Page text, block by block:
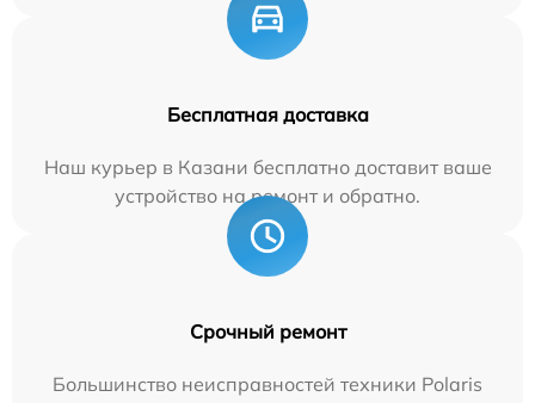
Бесплатная доставка
Наш курьер в Казани бесплатно доставит ваше
устройство на ремонт и обратно.
Срочный ремонт
Большинство неисправностей техники Polaris